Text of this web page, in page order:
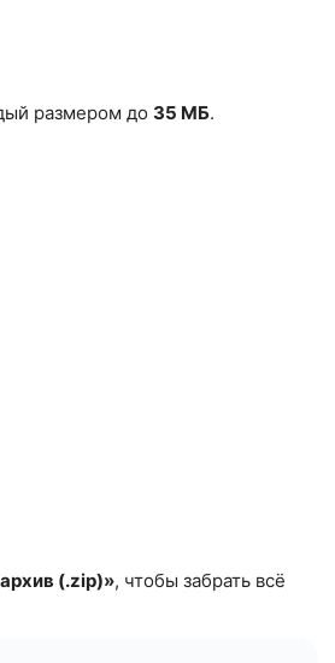
размером до 35 МБ.
(.zip)», чтобы забрать всё